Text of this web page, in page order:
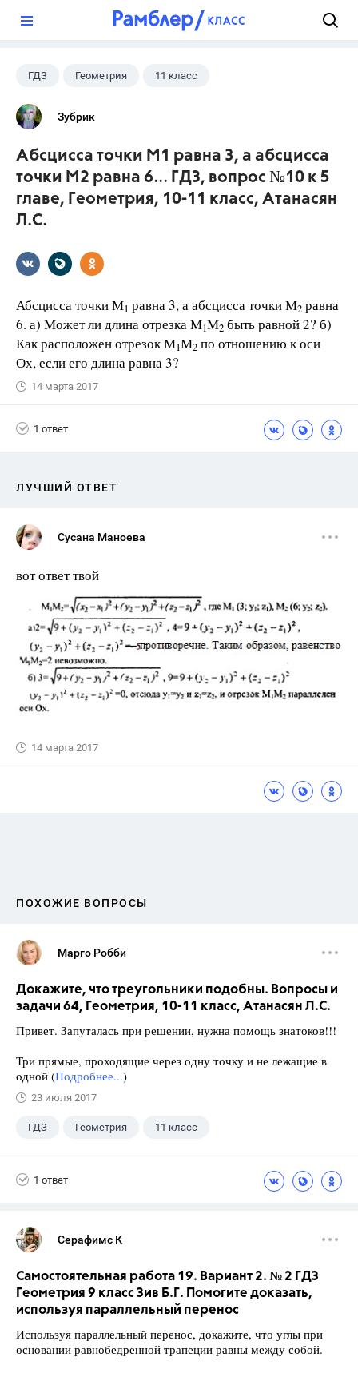
ГДЗ Геометрия 11 класс
10 класс
Зубрик
Абсцисса точки М1 равна 3, а абсцисса
точки М2 равна 6... ГДЗ, вопрос №10 к 5
главе, Геометрия, 10-11 класс, Атанасян
Л.С.
Абсцисса точки М1 равна 3, а абсцисса точки М2 равна
6. а) Может ли длина отрезка М1М2 быть равной 2? б)
Как расположен отрезок М1М2 по отношению к оси
Ох, если его длина равна 3?
14 марта 2017
1 ответ
ЛУЧШИЙ ОТВЕТ
Сусана Маноева
вот ответ твой
14 марта 2017
ПОХОЖИЕ ВОПРОСЫ
Марго Робби
Докажите, что треугольники подобны. Вопросы и
задачи 64, Геометрия, 10-11 класс, Атанасян Л.С.
Привет. Запуталась при решении, нужна помощь знатоков!!!
Три прямые, проходящие через одну точку и не лежащие в
одной (Подробнее...)
23 июля 2017
ГДЗ Геометрия 11 класс
1 ответ
Серафимс К
Самостоятельная работа 19. Вариант 2. № 2 ГДЗ
Геометрия 9 класс Зив Б.Г. Помогите доказать,
используя параллельный перенос
Используя параллельный перенос, докажите, что углы при
основании равнобедренной трапеции равны между собой.